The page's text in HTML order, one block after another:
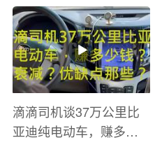
滴滴司机谈37万公里比
亚迪纯电动车，赚多少